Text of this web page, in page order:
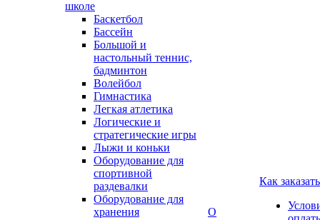
школе
Баскетбол
Бассейн
Большой и
настольный теннис,
бадминтон
Волейбол
Гимнастика
Легкая атлетика
Логические и
стратегические игры
Лыжи и коньки
Оборудование для
спортивной
раздевалки
Оборудование для
хранения
О
Как